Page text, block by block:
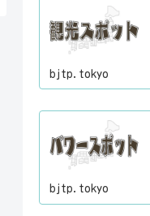
bjtp.tokyo
bjtp.tokyo